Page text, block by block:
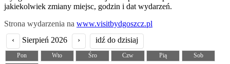
jakiekolwiek zmiany miejsc, godzin i dat wydarzeń.
Strona wydarzenia na www.visitbydgoszcz.pl
‹
Sierpień 2026 › idź do dzisiaj
Pon Wto Śro Czw Pią
Sob